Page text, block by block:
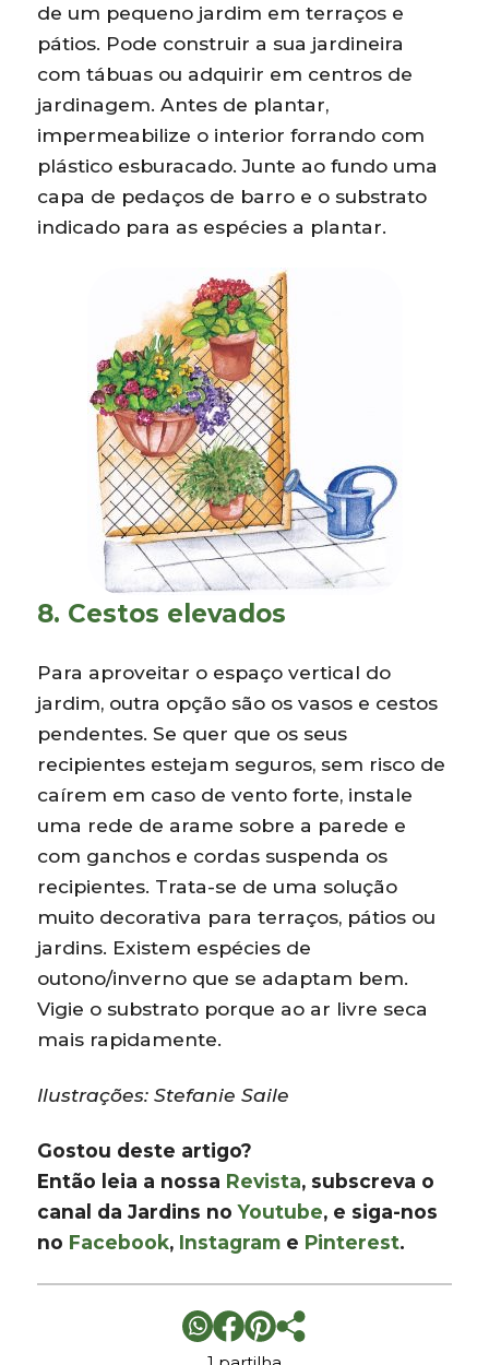
de um pequeno jardim em terraços e
pátios. Pode construir a sua jardineira
com tábuas ou adquirir em centros de
jardinagem. Antes de plantar,
impermeabilize o interior forrando com
plástico esburacado. Junte ao fundo uma
capa de pedaços de barro e o substrato
indicado para as espécies a plantar.
8. Cestos elevados
Para aproveitar o espaço vertical do
jardim, outra opção são os vasos e cestos
pendentes. Se quer que os seus
recipientes estejam seguros, sem risco de
caírem em caso de vento forte, instale
uma rede de arame sobre a parede e
com ganchos e cordas suspenda os
recipientes. Trata-se de uma solução
muito decorativa para terraços, pátios ou
jardins. Existem espécies de
outono/inverno que se adaptam bem.
Vigie o substrato porque ao ar livre seca
mais rapidamente.
Ilustrações: Stefanie Saile
Gostou deste artigo?
Então leia a nossa Revista, subscreva o
canal da Jardins noYoutube, e siga-nos
no Facebook, Instagram e Pinterest.